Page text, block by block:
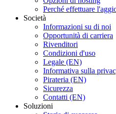
Perché effettuare
Società
Informazioni su di noi
Opportunità di carriera
Rivenditori
Condizioni d'uso
Legale (EN)
Informativa sulla
Pirateria (EN)
Sicurezza
Contatti (EN)
Soluzioni